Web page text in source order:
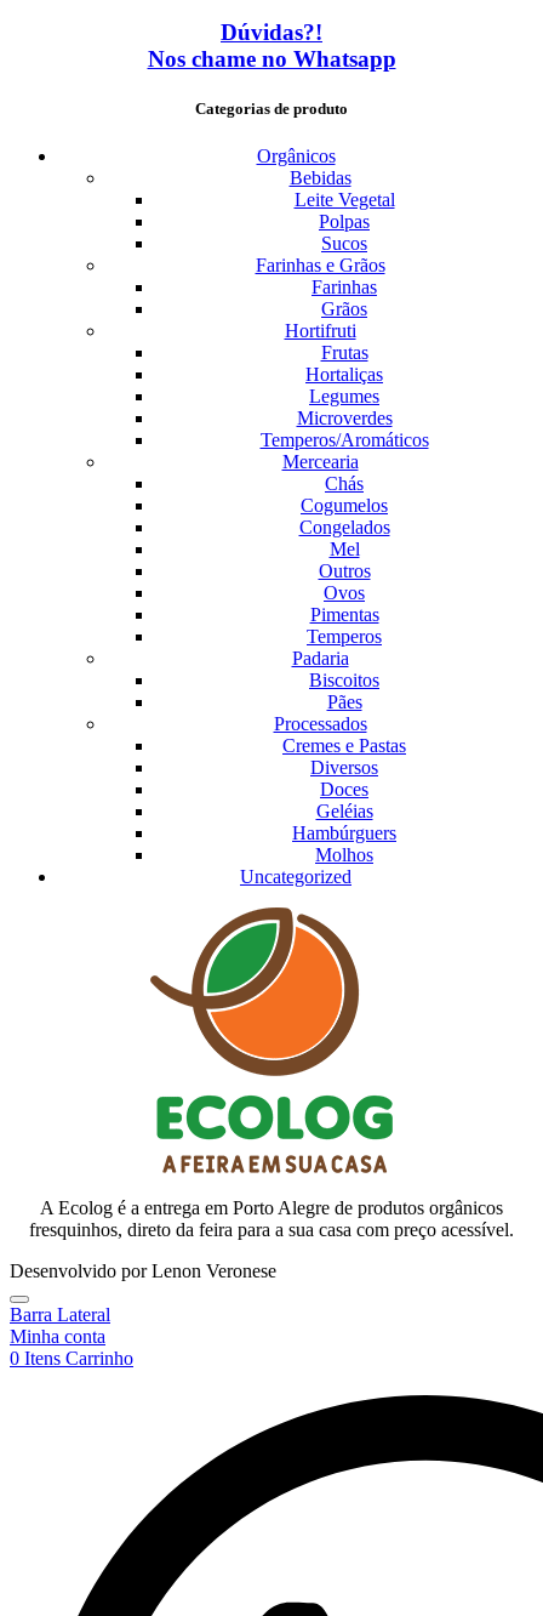
Dúvidas?!
Nos chame no Whatsapp
Categorias de produto
Orgânicos
Bebidas
Leite Vegetal
Polpas
Sucos
Farinhas e Grãos
Farinhas
Grãos
Hortifruti
Frutas
Hortaliças
Legumes
Microverdes
Temperos/Aromáticos
Mercearia
Chás
Cogumelos
Congelados
Mel
Outros
Ovos
Pimentas
Temperos
Padaria
Biscoitos
Pães
Processados
Cremes e Pastas
Diversos
Doces
Geléias
Hambúrguers
Molhos
Uncategorized
A Ecolog é a entrega em Porto Alegre de produtos orgânicos
fresquinhos, direto da feira para a sua casa com preço acessível.
Desenvolvido por Lenon Veronese
Barra Lateral
Minha conta
0 Itens Carrinho